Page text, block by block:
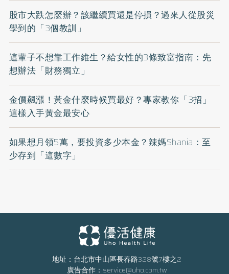
股市大跌怎麼辦？該繼續買還是停損？過來人從股災
學到的「3個教訓」
這輩子不想靠工作維生？給女性的3條致富指南：先
想辦法「財務獨立」
金價飆漲！黃金什麼時候買最好？專家教你「3招」
這樣入手黃金最安心
如果想月領5萬，要投資多少本金？辣媽Shania：至
少存到「這數字」
地址：台北市中山區長春路328號7樓之2
廣告合作： service@uho.com.tw